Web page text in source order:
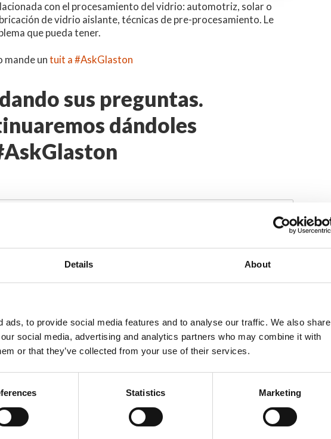
Details About
ads, to provide social media features and to analyse our traffic. We also share
social media, advertising and analytics partners who may combine it with
or that they’ve collected from your use of their services.
Statistics Marketing
con el procesamiento del vidrio: automotriz, solar o
de vidrio aislante, técnicas de pre-procesamiento. Le
que pueda tener.
mande untuit a #AskGlaston
sus preguntas.
dándoles
Files to Upload